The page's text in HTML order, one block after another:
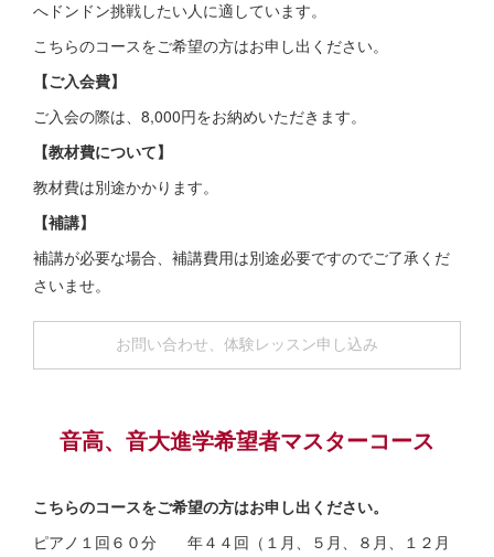
へドンドン挑戦したい人に適しています。
こちらのコースをご希望の方はお申し出ください。
【ご入会費】
ご入会の際は、8,000円をお納めいただきます。
【教材費について】
教材費は別途かかります。
【補講】
補講が必要な場合、補講費用は別途必要ですのでご了承くだ
さいませ。
お問い合わせ、体験レッスン申し込み
音高、音大進学希望者マスターコース
こちらのコースをご希望の方はお申し出ください。
ピアノ１回６０分 年４４回（１月、５月、８月、１２月